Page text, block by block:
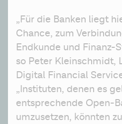
„Für die Banken liegt
Chance, zum
Endkunde und Finanz-
so Peter Kleinschmidt,
Digital Financial
„Instituten, denen es
entsprechende Open-
umzusetzen, könnten